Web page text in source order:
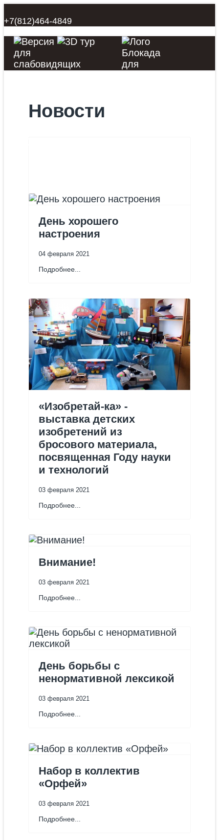
+7(812)464-4849
Новости
День хорошего
настроения
04 февраля 2021
Подробнее...
«Изобретай-ка» -
выставка детских
изобретений из
бросового материала,
посвященная Году науки
и технологий
03 февраля 2021
Подробнее...
Внимание!
03 февраля 2021
Подробнее...
День борьбы с
ненормативной лексикой
03 февраля 2021
Подробнее...
Набор в коллектив
«Орфей»
03 февраля 2021
Подробнее...